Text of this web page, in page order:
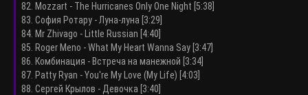
82. Mozzart - The Hurricanes Only One Night [5:38]
83. София Ротару - Луна-луна [3:29]
84. Mr Zhivago - Little Russian [4:40]
85. Roger Meno - What My Heart Wanna Say [3:47]
86. Комбинация - Встреча на манежной [3:34]
87. Patty Ryan - You're My Love (My Life) [4:03]
88. Сергей Крылов - Девочка [3:40]